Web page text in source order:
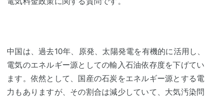
中国は、過去10年、原発、太陽発電を有機的に活用し、
電気のエネルギー源としての輸入石油依存度を下げてい
ます。依然として、国産の石炭をエネルギー源とする電
力もありますが、その割合は減少していて、大気汚染問